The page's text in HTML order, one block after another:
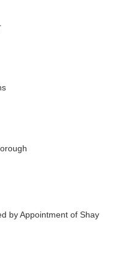
by Appointment of Shay